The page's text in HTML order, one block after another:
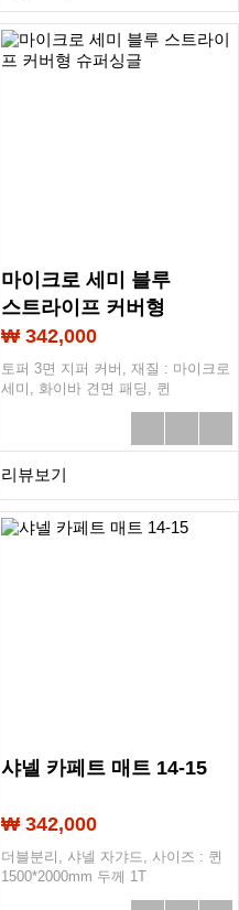
마이크로 세미 블루
스트라이프 커버형
슈퍼싱글
₩ 342,000
토퍼 3면 지퍼 커버, 재질 : 마이크로
세미, 화이바 견면 패딩, 퀸
리뷰보기
샤넬 카페트 매트 14-15
₩ 342,000
더블분리, 샤넬 자갸드, 사이즈 : 퀸
1500*2000mm 두께 1T